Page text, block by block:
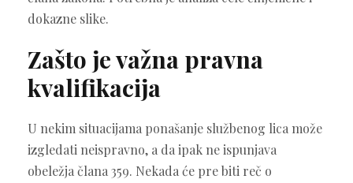
dokazne slike.
Zašto je važna pravna
kvalifikacija
U nekim situacijama ponašanje službenog lica može
izgledati neispravno, a da ipak ne ispunjava
obeležja člana 359. Nekada će pre biti reč o